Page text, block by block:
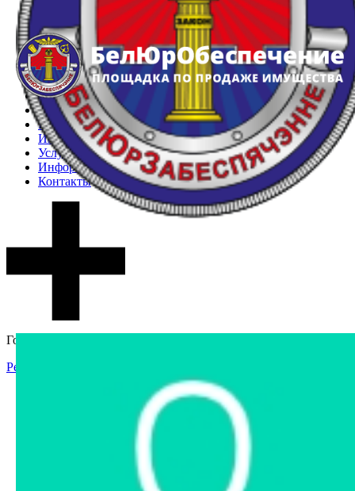
Главная
Арестованное имущество
Реестр несостоявшихся торгов
Реестр переоценок
Частное имущество
Государственное имущество
Интернет-магазин
Интернет-витрина
Услуги
Информация
Контакты
Гостевой доступ
Регистрация
Интернет-магазин
Интернет-витрина